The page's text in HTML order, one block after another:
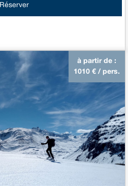
Réserver
à partir de :
1010 € / pers.